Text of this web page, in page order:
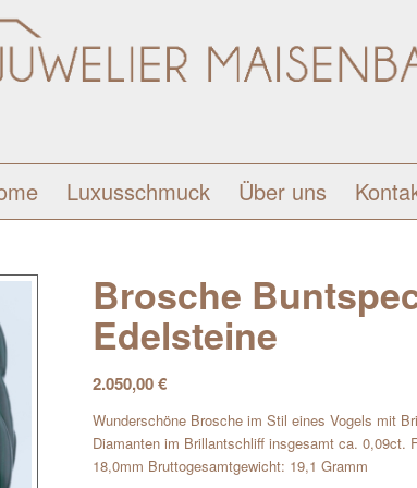
Luxusschmuck Über uns
Brosche
Edelsteine
2.050,00€
Wunderschöne Brosche im Stil eines Vogels mit
Diamanten im Brillantschliff insgesamt ca. 0,09ct.
18,0mm Bruttogesamtgewicht: 19,1 Gramm